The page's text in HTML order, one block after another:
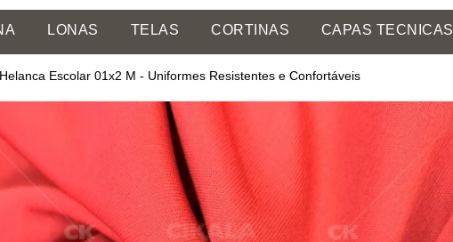
LONAS TELAS CORTINAS CAPAS TECNICAS
Escolar 01x2 M - Uniformes Resistentes e Confortáveis